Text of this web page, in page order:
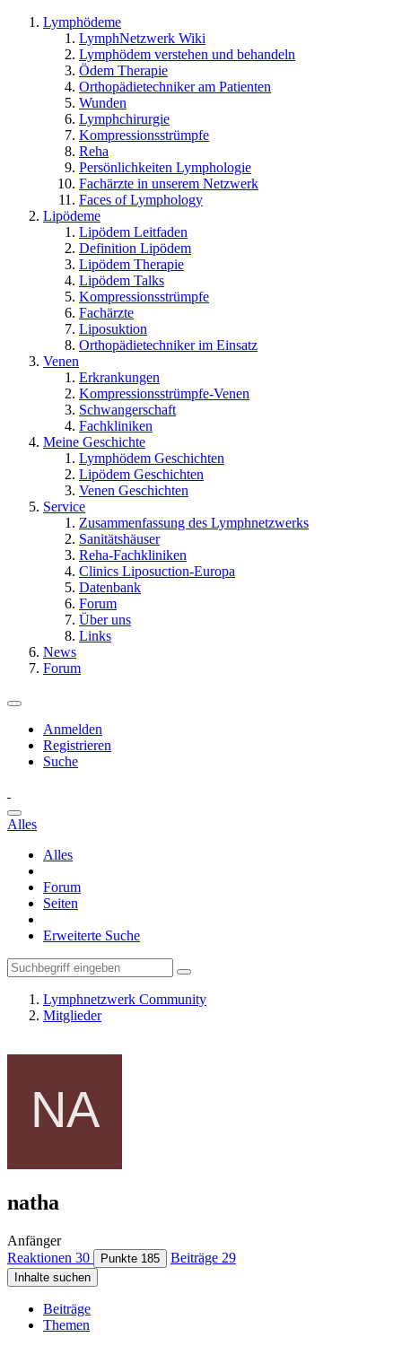
Lymphödeme
LymphNetzwerk Wiki
Lymphödem verstehen und behandeln
Ödem Therapie
Orthopädietechniker am Patienten
Wunden
Lymphchirurgie
Kompressionsstrümpfe
Reha
Persönlichkeiten Lymphologie
Fachärzte in unserem Netzwerk
Faces of Lymphology
Lipödeme
Lipödem Leitfaden
Definition Lipödem
Lipödem Therapie
Lipödem Talks
Kompressionsstrümpfe
Fachärzte
Liposuktion
Orthopädietechniker im Einsatz
Venen
Erkrankungen
Kompressionsstrümpfe-Venen
Schwangerschaft
Fachkliniken
Meine Geschichte
Lymphödem Geschichten
Lipödem Geschichten
Venen Geschichten
Service
Zusammenfassung des Lymphnetzwerks
Sanitätshäuser
Reha-Fachkliniken
Clinics Liposuction-Europa
Datenbank
Forum
Über uns
Links
News
Forum
Anmelden
Registrieren
Suche
Alles
Alles
Forum
Seiten
Erweiterte Suche
Lymphnetzwerk Community
Mitglieder
natha
Anfänger
Reaktionen 30 Punkte 185 Beiträge 29
Inhalte suchen
Beiträge
Themen